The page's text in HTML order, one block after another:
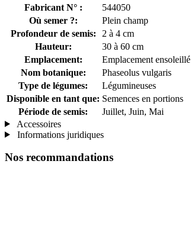
Fabricant N° :
544050
Où semer ?:
Plein champ
Profondeur de semis:
2 à 4 cm
Hauteur:
30 à 60 cm
Emplacement:
Emplacement ensoleillé
Nom botanique:
Phaseolus vulgaris
Type de légumes:
Légumineuses
Disponible en tant que: Semences en portions
Période de semis:
Juillet, Juin, Mai
Accessoires
Informations juridiques
Nos recommandations